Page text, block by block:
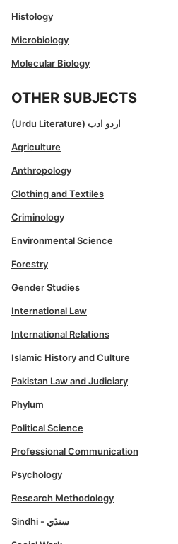
Histology
Microbiology
Molecular Biology
OTHER SUBJECTS
(Urdu Literature) اردو ادب
Agriculture
Anthropology
Clothing and Textiles
Criminology
Environmental Science
Forestry
Gender Studies
International Law
International Relations
Islamic History and Culture
Pakistan Law and Judiciary
Phylum
Political Science
Professional Communication
Psychology
Research Methodology
Sindhi - سنڌي